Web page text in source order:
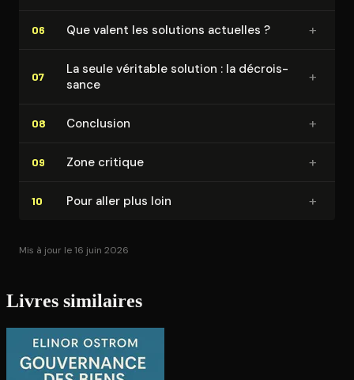
06 Que valent les solutions actuelles ? +
07
La seule véritable solution : la dé­crois­
sance
+
08 Conclusion +
09 Zone critique +
10 Pour aller plus loin +
Mis à jour le 16 juin 2026
Livres similaires